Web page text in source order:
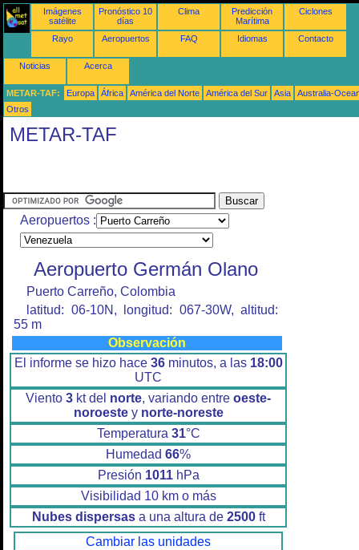
Imágenes
satélite
Pronóstico 10
días
Clima
Predicción
Marítima
Ciclones
Rayo Aeropuertos FAQ Idiomas Contacto
Noticias Acerca
METAR-TAF: Europa África América del Norte América del Sur Asia
Australia-
Otros
METAR-TAF
Aeropuertos :
Aeropuerto Germán Olano
Puerto Carreño, Colombia
latitud: 06-10N, longitud: 067-30W, altitud:
55 m
Observación
El informe se hizo hace 36minutos, a las 18:00
UTC
Viento 3 kt del norte, variando entre oeste-
noroestey norte-noreste
Temperatura 31°C
Humedad 66%
Presión 1011hPa
Visibilidad 10 km o más
Nubes dispersasa una altura de 2500ft
Cambiar las unidades